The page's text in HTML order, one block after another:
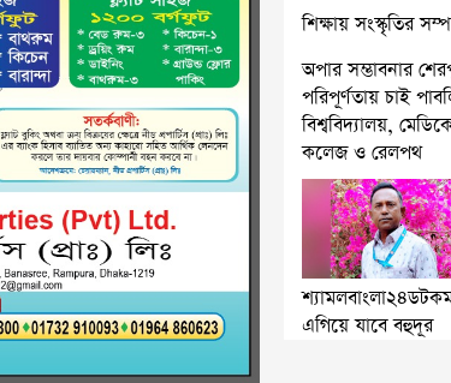
শিক্ষায় সংস্কৃতির
অপার সম্ভাবনার
পরিপূর্ণতায় চাই
বিশ্ববিদ্যালয়,
কলেজ ও রেলপথ
এগিয়ে যাবে বহুদূর